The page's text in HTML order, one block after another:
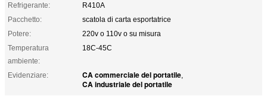
Refrigerante:
R410A
Pacchetto:
scatola di carta esportatrice
Potere:
220v o 110v o su misura
Temperatura
ambiente:
18C-45C
Evidenziare: CA commerciale del portatile,
CA industriale del portatile